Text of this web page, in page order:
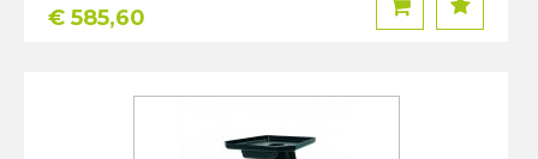
€ 585,60